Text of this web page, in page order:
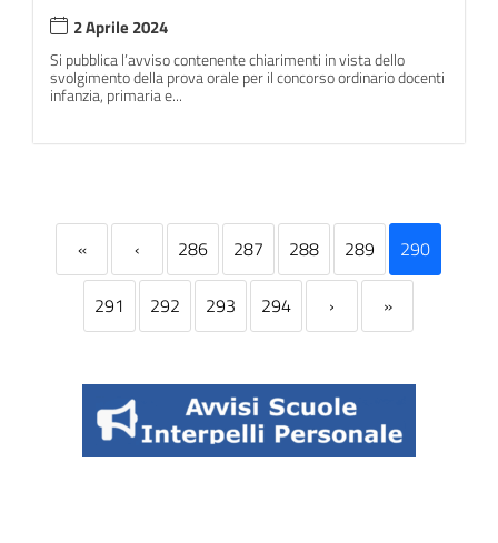
2 Aprile 2024
Si pubblica l’avviso contenente chiarimenti in vista dello
svolgimento della prova orale per il concorso ordinario docenti
infanzia, primaria e...
« ‹ 286 287 288 289 290
291 292 293 294 › »